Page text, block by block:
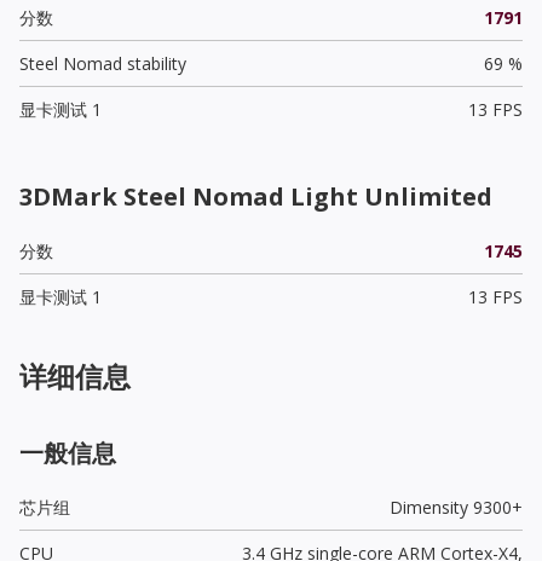
分数
1791
Steel Nomad stability
69 %
显卡测试 1
13 FPS
3DMark Steel Nomad Light Unlimited
分数
1745
显卡测试 1
13 FPS
详细信息
一般信息
芯片组
Dimensity 9300+
CPU
3.4 GHz single-core ARM Cortex-X4,